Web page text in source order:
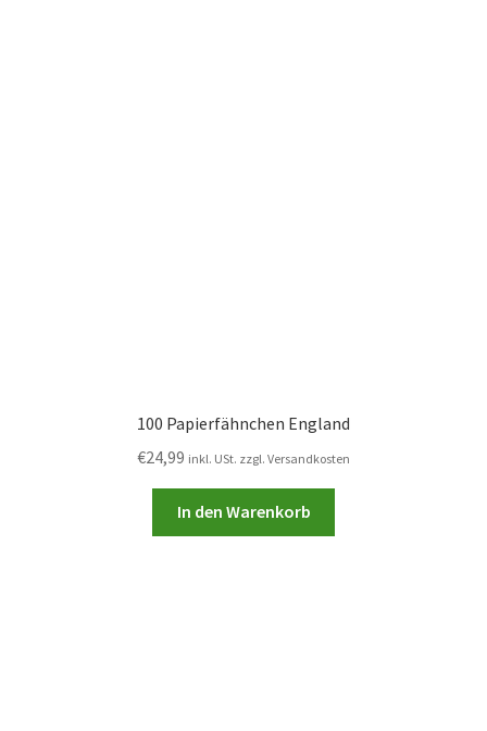
100 Papierfähnchen England
€24,99 inkl. USt. zzgl. Versandkosten
In den Warenkorb